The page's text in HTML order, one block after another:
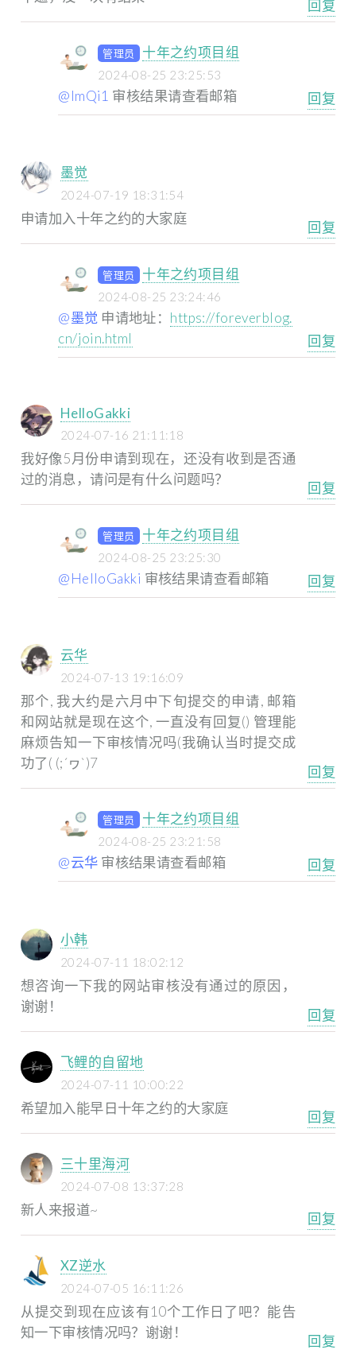
回复
管理员 十年之约项目组
2024-08-25 23:25:53
@ImQi1 审核结果请查看邮箱 回复
墨觉
2024-07-19 18:31:54
申请加入十年之约的大家庭
回复
管理员 十年之约项目组
2024-08-25 23:24:46
@墨觉 申请地址： https://foreverblog.
cn/join.html
回复
HelloGakki
2024-07-16 21:11:18
我好像5月份申请到现在，还没有收到是否通
过的消息，请问是有什么问题吗？
回复
管理员 十年之约项目组
2024-08-25 23:25:30
@HelloGakki 审核结果请查看邮箱 回复
云华
2024-07-13 19:16:09
那个, 我大约是六月中下旬提交的申请, 邮箱
和网站就是现在这个, 一直没有回复() 管理能
麻烦告知一下审核情况吗(我确认当时提交成
功了( (;´ヮ`)7
回复
管理员 十年之约项目组
2024-08-25 23:21:58
@云华 审核结果请查看邮箱 回复
小韩
2024-07-11 18:02:12
想咨询一下我的网站审核没有通过的原因，
谢谢！
回复
飞鲤的自留地
2024-07-11 10:00:22
希望加入能早日十年之约的大家庭
回复
三十里海河
2024-07-08 13:37:28
新人来报道~
回复
XZ逆水
2024-07-05 16:11:26
从提交到现在应该有10个工作日了吧？能告
知一下审核情况吗？谢谢！
回复